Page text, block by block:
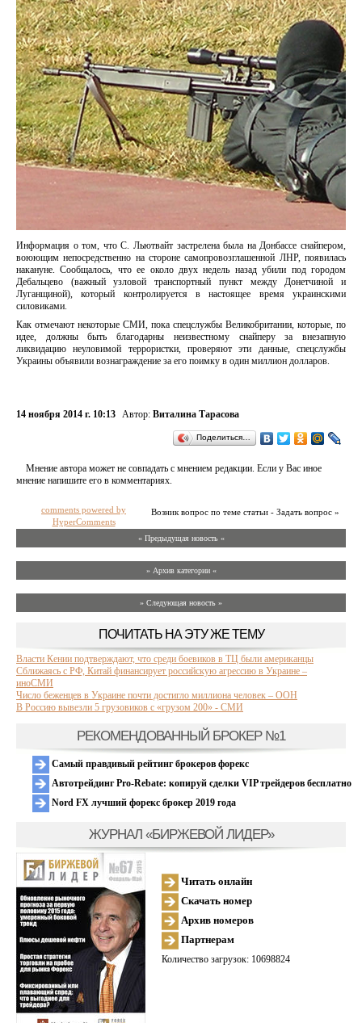
Информация о том, что С. Льютвайт застрелена была на Донбассе снайпером,
воюющим непосредственно на стороне самопровозглашенной ЛНР, появилась
накануне. Сообщалось, что ее около двух недель назад убили под городом
Дебальцево (важный узловой транспортный пункт между Донетчиной и
Луганщиной), который контролируется в настоящее время украинскими
силовиками.
Как отмечают некоторые СМИ, пока спецслужбы Великобритании, которые, по
идее, должны быть благодарны неизвестному снайперу за внезапную
ликвидацию неуловимой террористки, проверяют эти данные, спецслужбы
Украины объявили вознаграждение за его поимку в один миллион долларов.
14 ноября 2014 г. 10:13 Автор: Виталина Тарасова
Поделиться…
Мнение автора может не совпадать с мнением редакции. Если у Вас иное
мнение напишите его в комментариях.
Возник вопрос по теме статьи - Задать вопрос »
comments powered by
HyperComments
« Предыдущая новость «
» Архив категории «
» Следующая новость »
ПОЧИТАТЬ НА ЭТУ ЖЕ ТЕМУ
Власти Кении подтверждают, что среди боевиков в ТЦ были американцы
Сближаясь с РФ, Китай финансирует российскую агрессию в Украине –
иноСМИ
Число беженцев в Украине почти достигло миллиона человек – ООН
В Россию вывезли 5 грузовиков с «грузом 200» - СМИ
РЕКОМЕНДОВАННЫЙ БРОКЕР №1
Самый правдивый рейтинг брокеров форекс
Автотрейдинг Pro-Rebate: копируй сделки VIP трейдеров бесплатно
Nord FX лучший форекс брокер 2019 года
ЖУРНАЛ «БИРЖЕВОЙ ЛИДЕР»
Читать онлайн
Скачать номер
Архив номеров
Партнерам
Количество загрузок: 10698824